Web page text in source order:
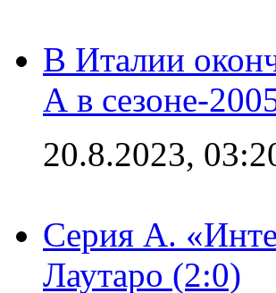
В Италии
А в сезоне-
20.8.2023,
Серия А.
Лаутаро (2:0)